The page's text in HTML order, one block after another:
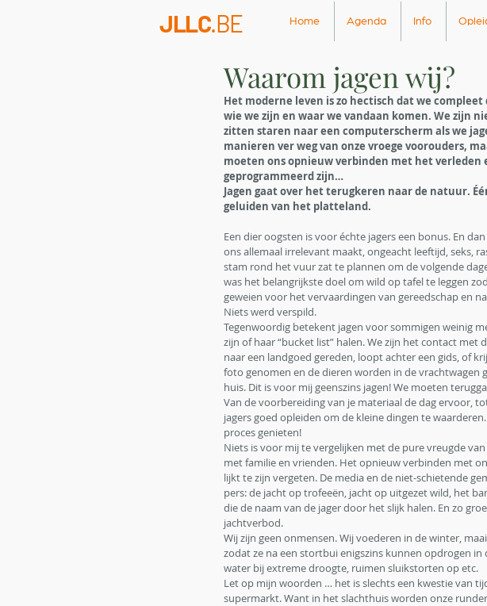
JLLC.BE Home Agenda Info
Waarom jagen wij?
Het moderne leven is zo hectisch dat we
wie we zijn en waar we vandaan komen. We zijn
zitten staren naar een computerscherm als we
manieren ver weg van onze vroege voorouders,
moeten ons opnieuw verbinden met het
geprogrammeerd zijn…
Jagen gaat over het terugkeren naar de natuur.
geluiden van het platteland.
Een dier oogsten is voor échte jagers een bonus. En
ons allemaal irrelevant maakt, ongeacht leeftijd, seks,
stam rond het vuur zat te plannen om de volgende
was het belangrijkste doel om wild op tafel te leggen
geweien voor het vervaardingen van gereedschap en
Niets werd verspild.
Tegenwoordig betekent jagen voor sommigen weinig
zijn of haar “bucket list” halen. We zijn het contact
naar een landgoed gereden, loopt achter een gids, of
foto genomen en de dieren worden in de vrachtwagen
huis. Dit is voor mij geenszins jagen! We moeten
Van de voorbereiding van je materiaal de dag ervoor,
jagers goed opleiden om de kleine dingen te
proces genieten!
Niets is voor mij te vergelijken met de pure vreugde
met familie en vrienden. Het opnieuw verbinden met
lijkt te zijn vergeten. De media en de niet-schietende
pers: de jacht op trofeeën, jacht op uitgezet wild, het
die de naam van de jager door het slijk halen. En zo
jachtverbod.
Wij zijn geen onmensen. Wij voederen in de winter,
zodat ze na een stortbui enigszins kunnen opdrogen in
water bij extreme droogte, ruimen sluikstorten op etc.
Let op mijn woorden … het is slechts een kwestie van
supermarkt. Want in het slachthuis worden onze